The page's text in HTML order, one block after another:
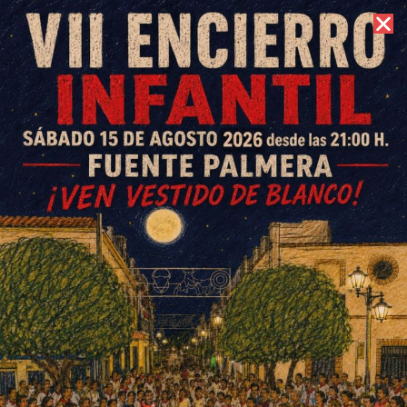
7 de agosto de 2026 //Contacto
El Fuente Palmera golea al
Monturque y se encarama a la
tercera plaza
ESCRITO PORE. G. MORÁN 15 DE DICIEMBRE DE 2025
ENDEPORTES